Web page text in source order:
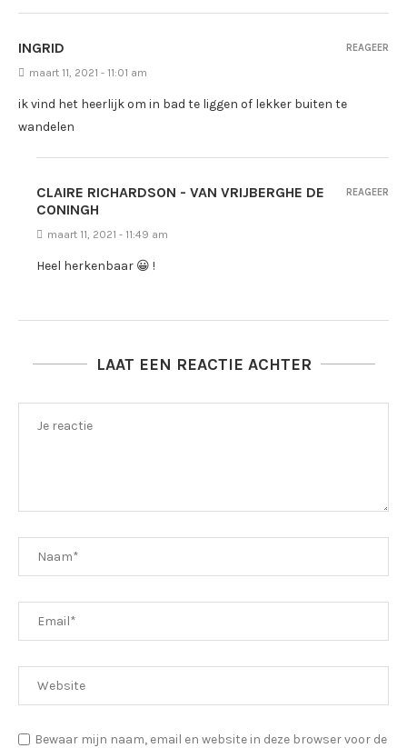
INGRID
maart 11, 2021 - 11:01 am
ik vind het heerlijk om in bad te liggen of lekker buiten te
wandelen
REAGEER
CLAIRE RICHARDSON - VAN VRIJBERGHE DE
CONINGH
maart 11, 2021 - 11:49 am
Heel herkenbaar 😀 !
REAGEER
LAAT EEN REACTIE ACHTER
Bewaar mijn naam, email en website in deze browser voor de